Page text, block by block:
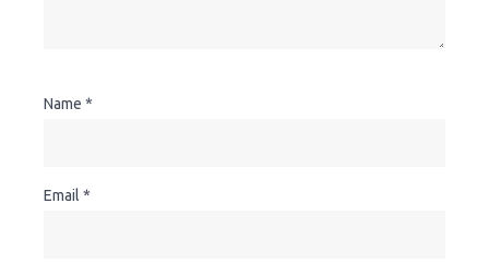
Name *
Email *